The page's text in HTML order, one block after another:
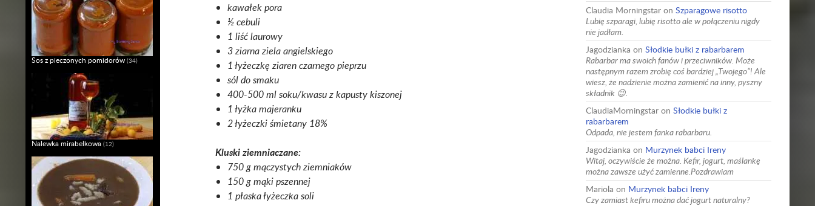
kawałek pora
½ cebuli
1 liść laurowy
3 ziarna ziela angielskiego
1 łyżeczkę ziaren czarnego pieprzu
sól do smaku
400-500 ml soku/kwasu z kapusty kiszonej
1 łyżka majeranku
2 łyżeczki śmietany 18%
Kluski ziemniaczane:
750 g mączystych ziemniaków
150 g mąki pszennej
1 płaska łyżeczka soli
Claudia Morningstar on Szparagowe risotto
Lubię szparagi, lubię risotto ale w połączeniu nigdy
nie jadłam.
Jagodzianka on Słodkie bułki z rabarbarem
Rabarbar ma swoich fanów i przeciwników. Może
następnym razem zrobię coś bardziej „Twojego”! Ale
wiesz, że nadzienie można zamienić na inny, pyszny
składnik 😉.
ClaudiaMorningstar on Słodkie bułki z
rabarbarem
Odpada, nie jestem fanka rabarbaru.
Jagodzianka on Murzynek babci Ireny
Witaj, oczywiście że można. Kefir, jogurt, maślankę
można zawsze użyć zamienne.Pozdrawiam
Mariola on Murzynek babci Ireny
Czy zamiast kefiru można dać jogurt naturalny?
Sos z pieczonych pomidorów (34)
Nalewka mirabelkowa (12)